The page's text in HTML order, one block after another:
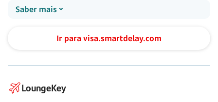
Ir para visa.smartdelay.com
Saber mais
LoungeKey